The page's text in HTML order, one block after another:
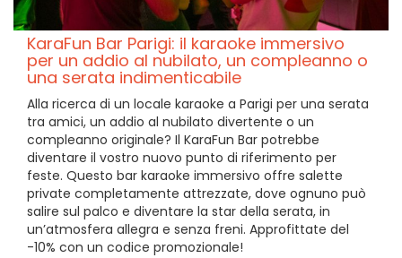
KaraFun Bar Parigi: il karaoke immersivo
per un addio al nubilato, un compleanno o
una serata indimenticabile
Alla ricerca di un locale karaoke a Parigi per una serata
tra amici, un addio al nubilato divertente o un
compleanno originale? Il KaraFun Bar potrebbe
diventare il vostro nuovo punto di riferimento per
feste. Questo bar karaoke immersivo offre salette
private completamente attrezzate, dove ognuno può
salire sul palco e diventare la star della serata, in
un’atmosfera allegra e senza freni. Approfittate del
-10% con un codice promozionale!